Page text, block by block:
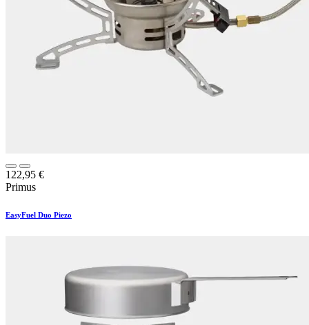
122,95 €
Primus
EasyFuel Duo Piezo